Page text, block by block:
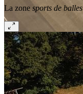
La zone sports de balles